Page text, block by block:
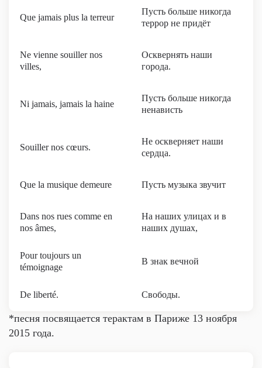
Que jamais plus la terreur
Пусть больше никогда
террор не придёт
Ne vienne souiller nos
villes,
Осквернять наши
города.
Ni jamais, jamais la haine
Пусть больше никогда
ненависть
Souiller nos cœurs.
Не оскверняет наши
сердца.
Que la musique demeure Пусть музыка звучит
Dans nos rues comme en
nos âmes,
На наших улицах и в
наших душах,
Pour toujours un
témoignage
В знак вечной
De liberté. Свободы.
*песня посвящается терактам в Париже 13 ноября
2015 года.